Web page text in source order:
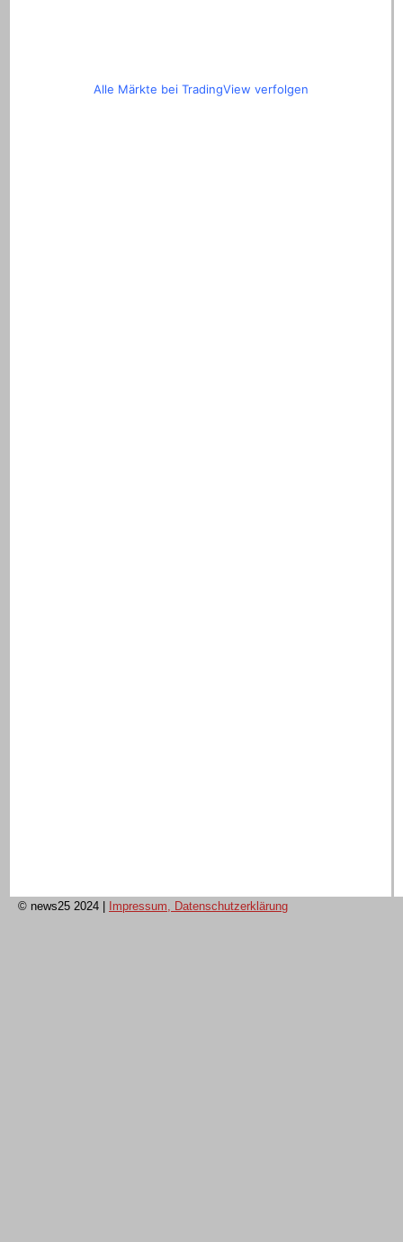
Alle Märkte bei TradingView verfolgen
© news25 2024 Impressum, Datenschutzerklärung